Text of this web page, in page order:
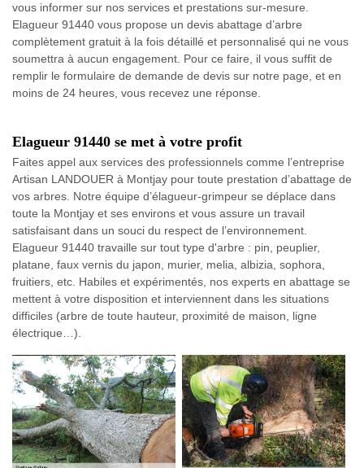
vous informer sur nos services et prestations sur-mesure.
Elagueur 91440 vous propose un devis abattage d’arbre
complètement gratuit à la fois détaillé et personnalisé qui ne vous
soumettra à aucun engagement. Pour ce faire, il vous suffit de
remplir le formulaire de demande de devis sur notre page, et en
moins de 24 heures, vous recevez une réponse.
Elagueur 91440 se met à votre profit
Faites appel aux services des professionnels comme l’entreprise
Artisan LANDOUER à Montjay pour toute prestation d’abattage de
vos arbres. Notre équipe d’élagueur-grimpeur se déplace dans
toute la Montjay et ses environs et vous assure un travail
satisfaisant dans un souci du respect de l’environnement.
Elagueur 91440 travaille sur tout type d'arbre : pin, peuplier,
platane, faux vernis du japon, murier, melia, albizia, sophora,
fruitiers, etc. Habiles et expérimentés, nos experts en abattage se
mettent à votre disposition et interviennent dans les situations
difficiles (arbre de toute hauteur, proximité de maison, ligne
électrique…).